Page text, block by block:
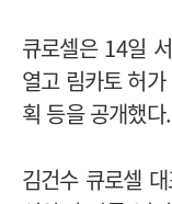
큐로셀은 14일
열고 림카토 허
획 등을 공개했다.
김건수 큐로셀